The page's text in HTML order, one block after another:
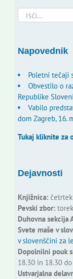
Search
for:
Napovednik
Poletni tečaji
Obvestilo o
Republike
Vabilo
dom Zagreb, 16.
Tukaj kliknite za
Dejavnosti
Knjižnica:četrtek
Pevski zbor:torek
Duhovna sekcija
Svete maše v
v slovenščini za
Dopolnilni pouk
18.30 in 18.30
Ustvarjalna